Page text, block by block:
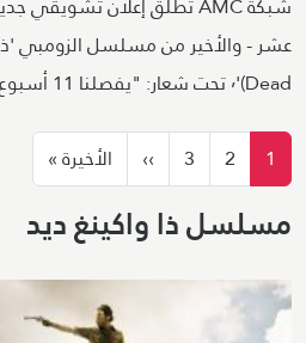
Dead)'٬ تحت شعار: "يفصلنا 11 أسبوع".
ترقيم الصفحات
1
2
3
›› الصفحة التالية
الأخيرة »
مسلسلذا واكينغ ديد